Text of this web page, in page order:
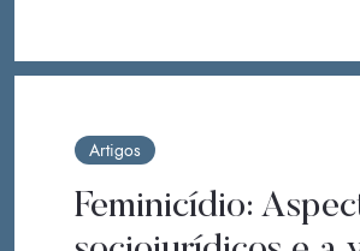
Artigos
Feminicídio: